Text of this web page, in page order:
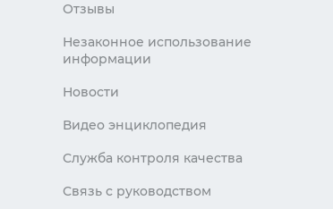
Отзывы
Незаконное использование
информации
Новости
Видео энциклопедия
Служба контроля качества
Связь с руководством